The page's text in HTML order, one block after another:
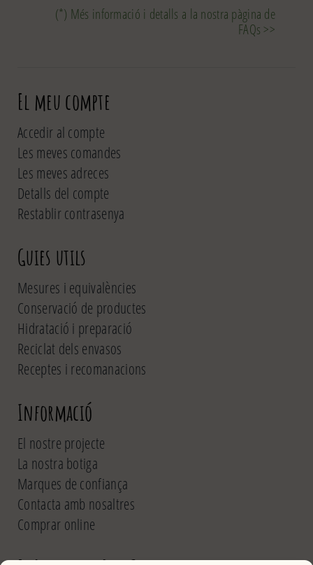
(*) Més informació i detalls a la nostra pàgina de
FAQs >>
El meu compte
Accedir al compte
Les meves comandes
Les meves adreces
Detalls del compte
Restablir contrasenya
Guies utils
Mesures i equivalències
Conservació de productes
Hidratació i preparació
Reciclat dels envasos
Receptes i recomanacions
Informació
El nostre projecte
La nostra botiga
Marques de confiança
Contacta amb nosaltres
Comprar online